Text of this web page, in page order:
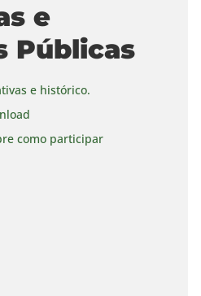
e
Públicas
e histórico.
como participar